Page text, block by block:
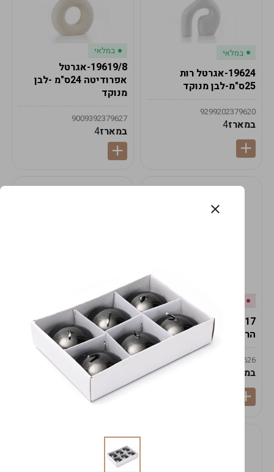
במלאי
19624-אגרטל רות
25ס"מ-לבן מנוקד
9299202379620
במארז4
במלאי
19619/8-אגרטל
אפרודיטה 24ס"מ -לבן
מנוקד
9009392379627
במארז4
19617-2/17-אגרטל
הרמס 19ס"מ -לבן נקי
9009492379626
במארז
במלאי
19617/6-אגרטל הרמס
19ס"מ -לבן מנוקד
9009492379626
במארז6